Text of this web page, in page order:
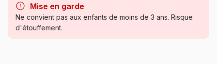
Catégorie Puzzles - Déco et Objets
Mise en garde
Ne convient pas aux enfants de moins de 3 ans. Risque
d'étouffement.